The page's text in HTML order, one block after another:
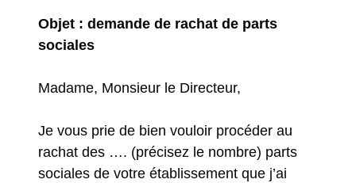
Objet : demande de rachat de parts
sociales
Madame, Monsieur le Directeur,
Je vous prie de bien vouloir procéder au
rachat des …. (précisez le nombre) parts
sociales de votre établissement que j’ai